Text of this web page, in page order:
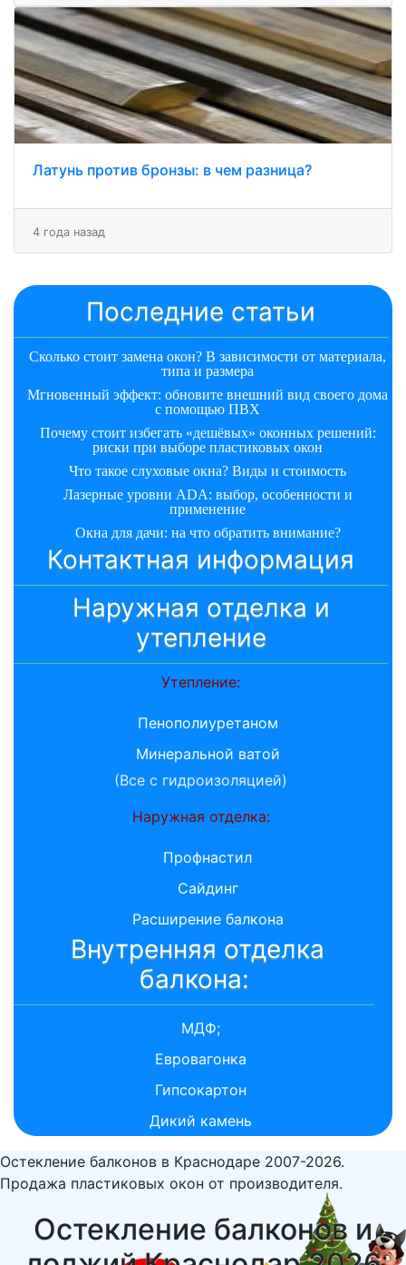
Латунь против бронзы: в чем разница?
4 года назад
Последние статьи
Сколько стоит замена окон? В зависимости от материала,
типа и размера
Мгновенный эффект: обновите внешний вид своего дома
с помощью ПВХ
Почему стоит избегать «дешёвых» оконных решений:
риски при выборе пластиковых окон
Что такое слуховые окна? Виды и стоимость
Лазерные уровни ADA: выбор, особенности и
применение
Окна для дачи: на что обратить внимание?
Контактная информация
Наружная отделка и
утепление
Утепление:
Пенополиуретаном
Минеральной ватой
(Все с гидроизоляцией)
Наружная отделка:
Профнастил
Сайдинг
Расширение балкона
Внутренняя отделка
балкона:
МДФ;
Евровагонка
Гипсокартон
Дикий камень
Остекление балконов в Краснодаре 2007-2026.
Продажа пластиковых окон от производителя.
Остекление балконов и